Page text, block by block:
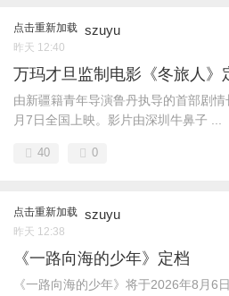
点击重新加载 szuyu
昨天 12:40
万玛才旦监制电影《冬旅人》
由新疆籍青年导演鲁丹执导的首部剧
月7日全国上映。影片由深圳牛鼻子 ...
40 0
点击重新加载 szuyu
昨天 12:38
《一路向海的少年》定档
《一路向海的少年》将于2026年8月6